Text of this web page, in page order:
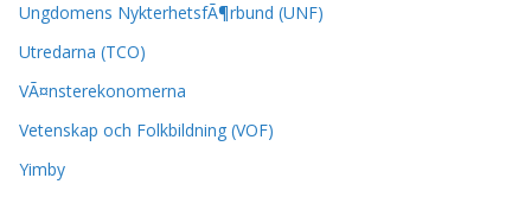
Ungdomens NykterhetsfÃ¶rbund (UNF)
Utredarna (TCO)
VÃ¤nsterekonomerna
Vetenskap och Folkbildning (VOF)
Yimby